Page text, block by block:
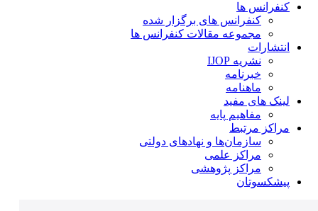
کنفرانس ها
کنفرانس های برگزار شده
مجموعه مقالات کنفرانس ها
انتشارات
نشریه IJOP
خبرنامه
ماهنامه
لینک های مفید
مفاهیم پایه
مراکز مرتبط
سازمان‌ها و نهادهای دولتی
مراکز علمی
مراکز پژوهشی
پیشکسوتان